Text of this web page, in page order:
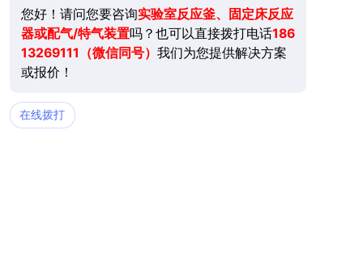
您好！请问您要咨询实验室反应釜、固定床反应
器或配气/特气装置吗？也可以直接拨打电话186
13269111（微信同号） 我们为您提供解决方案
或报价！
在线拨打